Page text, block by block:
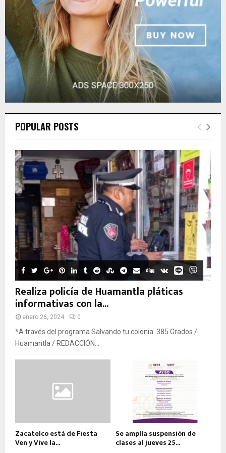
POPULAR POSTS
Realiza policía de Huamantla pláticas
informativas con la...
enero 26, 2024 0
*A través del programa Salvando tu colonia. 385 Grados /
Huamantla / REDACCIÓN...
Zacatelco está de Fiesta
Ven y Vive la...
Se amplía suspensión de
clases al jueves 25...